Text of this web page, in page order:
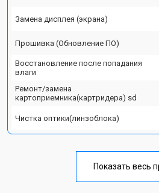
Замена дисплея (экрана)
Прошивка (Обновление ПО)
Восстановление после попадания
влаги
Ремонт/замена
картоприемника(картридера) sd
Чистка оптики(линзоблока)
Показать весь